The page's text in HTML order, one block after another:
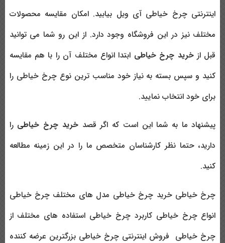
اینترنتی چرخ خیاطی آی ویل بیابید. امکان مقایسه محصولات
مختلف نیز در این فروشگاه وجود دارد. از این رو شما می توانید
قبل ازخرید چرخ خیاطی ابتدا انواع مختلف آن را با هم مقایسه
کنید و سپس بسته به نیاز خود مناسب ترین نوع چرخ خیاطی را
برای خود انتخاب نمایید.
پیشنهاد ما به شما این است که اگر قصدخرید چرخ خیاطی را
دارید، حتما نظر کارشناسان متخصص ما را در این زمینه مطالعه
کنید.
چرخ خیاطی خرید چرخ خیاطی مدل های مختلف چرخ خیاطی
انواع چرخ خیاطی کاربرد چرخ خیاطی استفاده های مختلف از
چرخ خیاطی فروش اینترنتی چرخ خیاطی بزرگترین عرضه کننده